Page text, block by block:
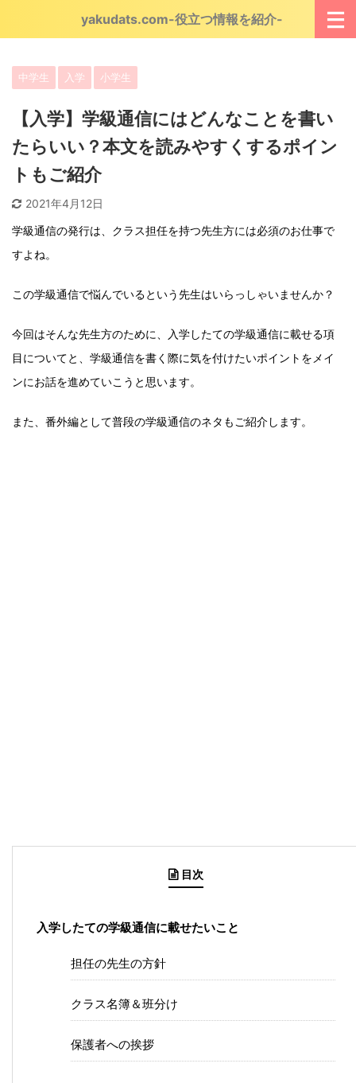
yakudats.com-役立つ情報を紹介-
中学生 入学 小学生
【入学】学級通信にはどんなことを書い
たらいい？本文を読みやすくするポイン
トもご紹介
2021年4月12日
学級通信の発行は、クラス担任を持つ先生方には必須のお仕事で
すよね。
この学級通信で悩んでいるという先生はいらっしゃいませんか？
今回はそんな先生方のために、入学したての学級通信に載せる項
目についてと、学級通信を書く際に気を付けたいポイントをメイ
ンにお話を進めていこうと思います。
また、番外編として普段の学級通信のネタもご紹介します。
目次
入学したての学級通信に載せたいこと
担任の先生の方針
クラス名簿＆班分け
保護者への挨拶